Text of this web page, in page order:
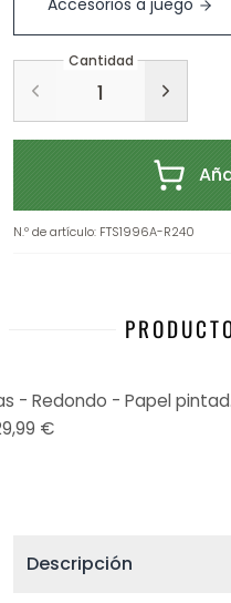
Accesorios a juego
Cantidad
N.º de artículo: FTS1996A-R240
Fotomural
€
Descripción